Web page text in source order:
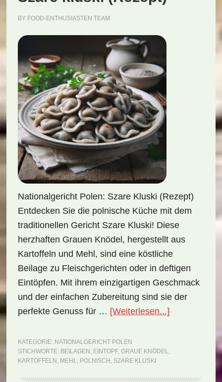
BY FOOD-ENTHUSIASTEN TEAM
Nationalgericht Polen: Szare Kluski (Rezept)
Entdecken Sie die polnische Küche mit dem
traditionellen Gericht Szare Kluski! Diese
herzhaften Grauen Knödel, hergestellt aus
Kartoffeln und Mehl, sind eine köstliche
Beilage zu Fleischgerichten oder in deftigen
Eintöpfen. Mit ihrem einzigartigen Geschmack
und der einfachen Zubereitung sind sie der
perfekte Genuss für … [Weiterlesen...]
kluski
KATEGORIE: NATIONALGERICHT POLEN
STICHWORTE: BEILAGEN , EINTOPF, GRAUE KNÖDEL,
KARTOFFELN , MEHL, POLNISCH , SZARE KLUSKI